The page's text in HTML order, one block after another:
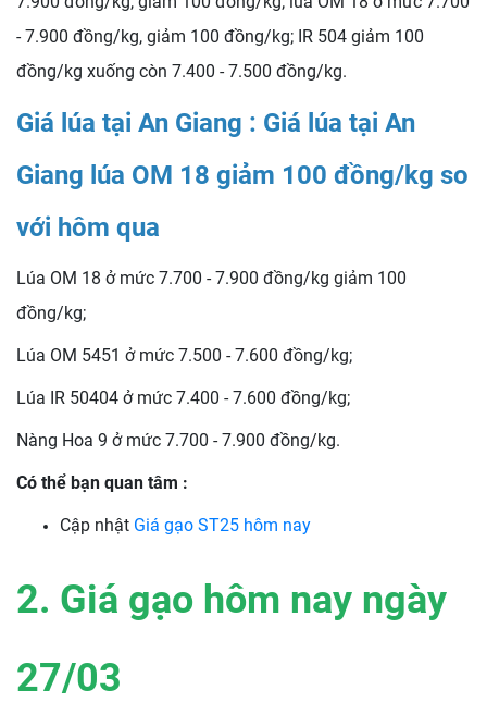
- 7.900 đồng/kg, giảm 100 đồng/kg; IR 504 giảm 100
đồng/kg xuống còn 7.400 - 7.500 đồng/kg.
Giá lúa tại An Giang : Giá lúa tại An
Giang lúa OM 18 giảm 100 đồng/kg so
với hôm qua
Lúa OM 18 ở mức 7.700 - 7.900 đồng/kg giảm 100
đồng/kg;
Lúa OM 5451 ở mức 7.500 - 7.600 đồng/kg;
Lúa IR 50404 ở mức 7.400 - 7.600 đồng/kg;
Nàng Hoa 9 ở mức 7.700 - 7.900 đồng/kg.
Có thể bạn quan tâm :
Cập nhật Giá gạo ST25 hôm nay
2. Giá gạo hôm nay ngày
27/03